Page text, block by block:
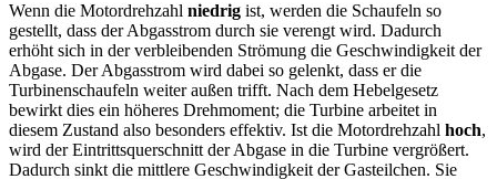
Wenn die Motordrehzahl niedrig ist, werden die Schaufeln so
gestellt, dass der Abgasstrom durch sie verengt wird. Dadurch
erhöht sich in der verbleibenden Strömung die Geschwindigkeit der
Abgase. Der Abgasstrom wird dabei so gelenkt, dass er die
Turbinenschaufeln weiter außen trifft. Nach dem Hebelgesetz
bewirkt dies ein höheres Drehmoment; die Turbine arbeitet in
diesem Zustand also besonders effektiv. Ist die Motordrehzahl hoch,
wird der Eintrittsquerschnitt der Abgase in die Turbine vergrößert.
Dadurch sinkt die mittlere Geschwindigkeit der Gasteilchen. Sie